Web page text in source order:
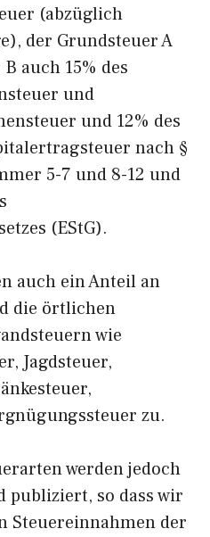
(abzüglich
der Grundsteuer A
auch 15% des
und
und 12% des
nach §
5-7 und 8-12 und
(EStG).
auch ein Anteil an
die örtlichen
wie
Jagdsteuer,
zu.
werden jedoch
publiziert, so dass wir
Steuereinnahmen der